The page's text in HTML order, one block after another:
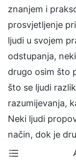
znanjem i
prosvjetljenje
ljudi u svojem
odstupanja,
drugo osim što
što se ljudi
razumijevanja,
Neki ljudi
način, dok je
potpuno